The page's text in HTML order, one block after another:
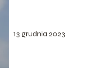
13 grudnia 2023